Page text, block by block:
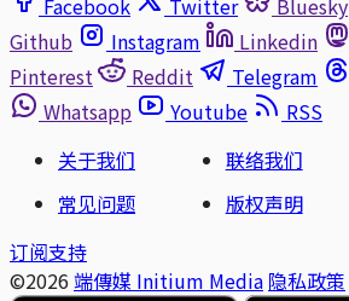
Github
Instagram Linkedin
Pinterest
Reddit Telegram
Whatsapp
Youtube
RSS
关于我们
联络我们
常见问题
版权声明
订阅支持
©2026 端傳媒 Initium Media 隐私政策